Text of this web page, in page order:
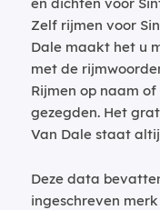
Zelf rijmen voor
Dale maakt het u
met de
Rijmen op naam
gezegden. Het
Van Dale staat
Deze data
ingeschreven